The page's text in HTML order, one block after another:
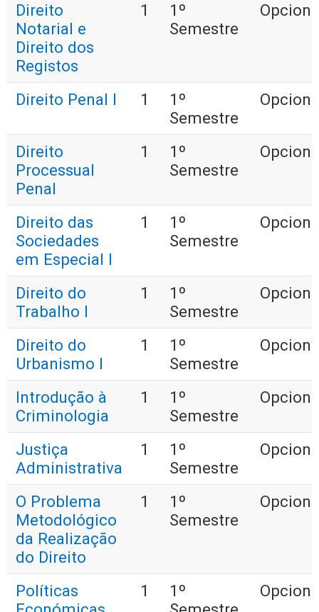
Direito
Notarial e
Direito dos
Registos
1
1º
Semestre
Direito Penal I 1
1º
Semestre
Direito
Processual
Penal
1
1º
Semestre
Direito das
Sociedades
em Especial I
1
1º
Semestre
Direito do
Trabalho I
1
1º
Semestre
Direito do
Urbanismo I
1
1º
Semestre
Introdução à
Criminologia
1
1º
Semestre
Justiça
Administrativa
1
1º
Semestre
O Problema
Metodológico
da Realização
do Direito
1
1º
Semestre
Políticas
1
1º